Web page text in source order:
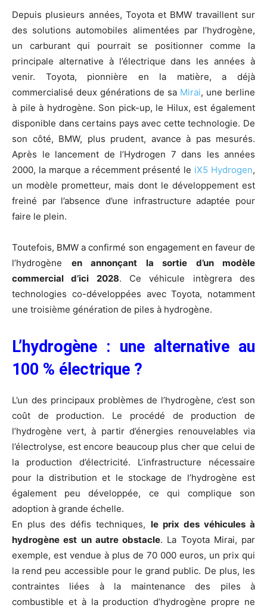
Depuis plusieurs années, Toyota et BMW travaillent sur
des solutions automobiles alimentées par l’hydrogène,
un carburant qui pourrait se positionner comme la
principale alternative à l’électrique dans les années à
venir. Toyota, pionnière en la matière, a déjà
commercialisé deux générations de sa Mirai, une berline
à pile à hydrogène. Son pick-up, le Hilux, est également
disponible dans certains pays avec cette technologie. De
son côté, BMW, plus prudent, avance à pas mesurés.
Après le lancement de l’Hydrogen 7 dans les années
2000, la marque a récemment présenté le iX5 Hydrogen,
un modèle prometteur, mais dont le développement est
freiné par l’absence d’une infrastructure adaptée pour
faire le plein.
Toutefois, BMW a confirmé son engagement en faveur de
l’hydrogène en annonçant la sortie d’un modèle
commercial d’ici 2028. Ce véhicule intègrera des
technologies co-développées avec Toyota, notamment
une troisième génération de piles à hydrogène.
L’hydrogène : une alternative au
100 % électrique ?
L’un des principaux problèmes de l’hydrogène, c’est son
coût de production. Le procédé de production de
l’hydrogène vert, à partir d’énergies renouvelables via
l’électrolyse, est encore beaucoup plus cher que celui de
la production d’électricité. L’infrastructure nécessaire
pour la distribution et le stockage de l’hydrogène est
également peu développée, ce qui complique son
adoption à grande échelle.
En plus des défis techniques, le prix des véhicules à
hydrogène est un autre obstacle. La Toyota Mirai, par
exemple, est vendue à plus de 70 000 euros, un prix qui
la rend peu accessible pour le grand public. De plus, les
contraintes liées à la maintenance des piles à
combustible et à la production d’hydrogène propre ne